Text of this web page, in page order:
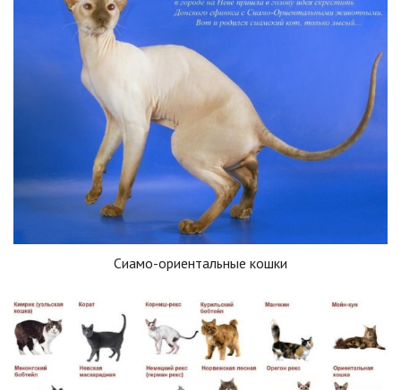
Сиамо-ориентальные кошки